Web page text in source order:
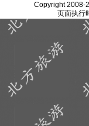
Copyright 2008-
页面执行